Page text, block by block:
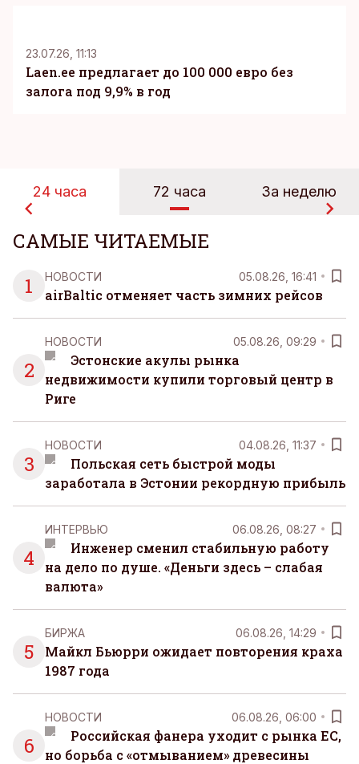
23.07.26, 11:13
Laen.ee предлагает до 100 000 евро без
залога под 9,9% в год
24 часа 72 часа За неделю
САМЫЕ ЧИТАЕМЫЕ
1
НОВОСТИ 05.08.26, 16:41
airBaltic отменяет часть зимних рейсов
2
НОВОСТИ 05.08.26, 09:29
Эстонские акулы рынка
недвижимости купили торговый центр в
Риге
3
НОВОСТИ 04.08.26, 11:37
Польская сеть быстрой моды
заработала в Эстонии рекордную прибыль
4
ИНТЕРВЬЮ 06.08.26, 08:27
Инженер сменил стабильную работу
на дело по душе. «Деньги здесь – слабая
валюта»
5
БИРЖА 06.08.26, 14:29
Майкл Бьюрри ожидает повторения краха
1987 года
6
НОВОСТИ 06.08.26, 06:00
Российская фанера уходит с рынка ЕС,
но борьба с «отмыванием» древесины